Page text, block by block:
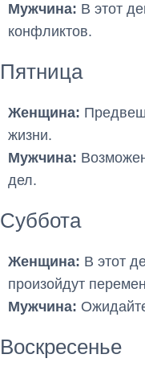
Мужчина: В этот
конфликтов.
Пятница
Женщина:
жизни.
Мужчина:
дел.
Суббота
Женщина: В этот
произойдут
Мужчина:
Воскресенье